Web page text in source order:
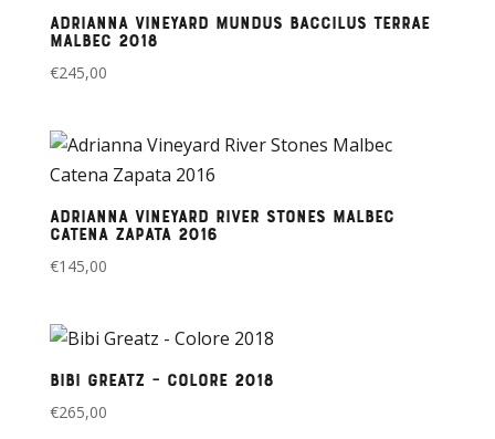
Adrianna Vineyard Mundus Baccilus Terrae
Malbec 2018
€245,00
Adrianna Vineyard River Stones Malbec
Catena Zapata 2016
€145,00
Bibi Greatz – Colore 2018
€265,00